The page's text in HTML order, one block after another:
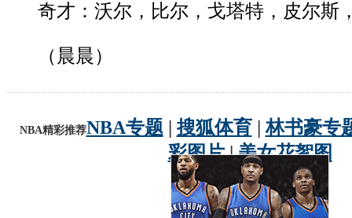
奇才：沃尔，比尔，戈塔特，皮尔斯
（晨晨）